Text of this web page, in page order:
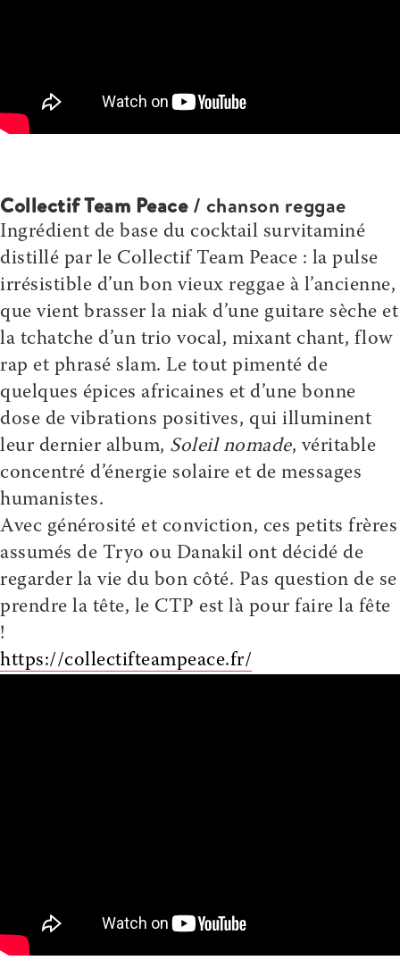
Collectif Team Peace/ chanson reggae
Ingrédient de base du cocktail survitaminé
distillé par le Collectif Team Peace : la pulse
irrésistible d’un bon vieux reggae à l’ancienne,
que vient brasser la niak d’une guitare sèche et
la tchatche d’un trio vocal, mixant chant, flow
rap et phrasé slam. Le tout pimenté de
quelques épices africaines et d’une bonne
dose de vibrations positives, qui illuminent
leur dernier album, Soleil nomade, véritable
concentré d’énergie solaire et de messages
humanistes.
Avec générosité et conviction, ces petits frères
assumés de Tryo ou Danakil ont décidé de
regarder la vie du bon côté. Pas question de se
prendre la tête, le CTP est là pour faire la fête
!
https://collectifteampeace.fr/